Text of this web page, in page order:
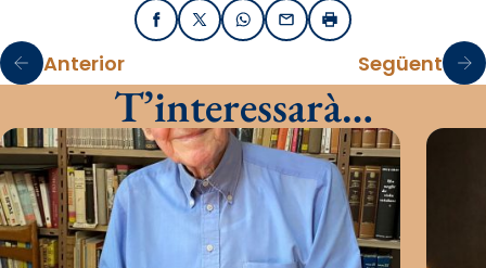
FacebookX / TwitterWhatsApp
EmailImprimir
Anterior Següent
T’interessarà…